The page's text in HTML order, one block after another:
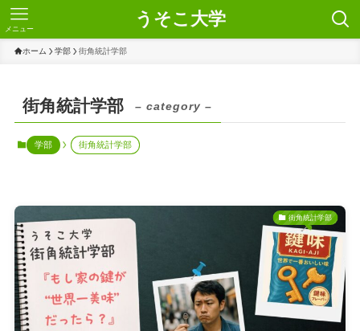
うそこ大学
メニュー
ホーム 学部 街角統計学部
街角統計学部 – category –
学部 街角統計学部
街角統計学部